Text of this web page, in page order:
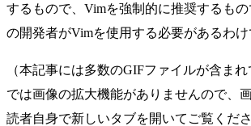
するもので、Vimを強制的に推奨するも
の開発者がVimを使用する必要があるわけ
（本記事には多数のGIFファイルが含ま
では画像の拡大機能がありませんので、
読者自身で新しいタブを開いてご覧くださ